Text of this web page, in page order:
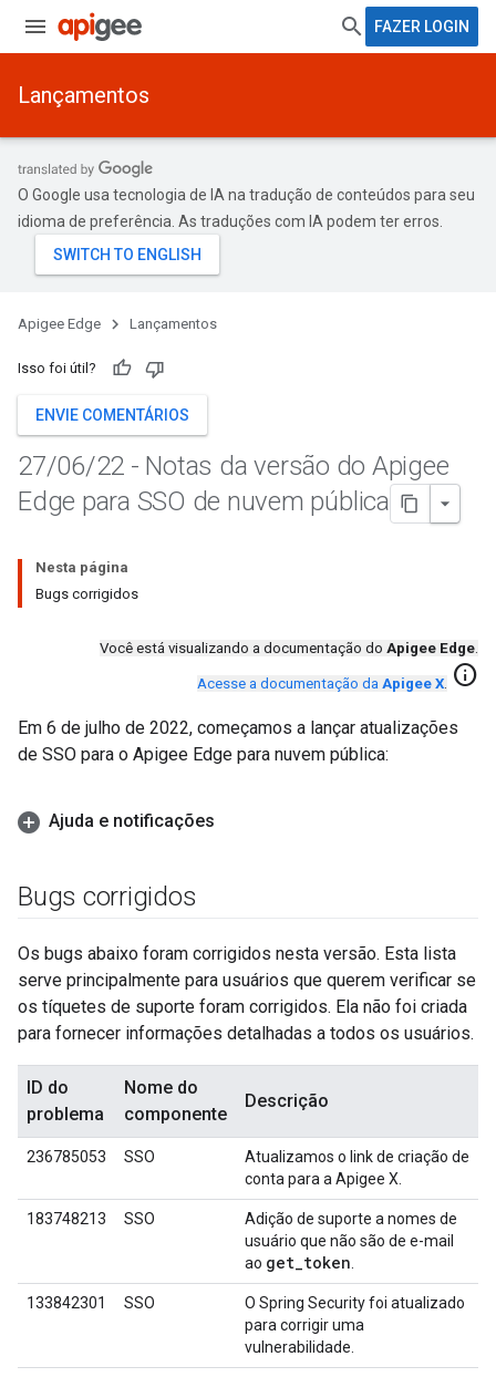
FAZER LOGIN
Lançamentos
O Google usa tecnologia de IA na tradução de conteúdos para seu
idioma de preferência. As traduções com IA podem ter erros.
Apigee Edge Lançamentos
Isso foi útil?
ENVIE COMENTÁRIOS
27/06/22 - Notas da versão do Apigee
Edge para SSO de nuvem pública
Nesta página
Bugs corrigidos
Você está visualizando a documentação do Apigee Edge.
Acesse a documentação da Apigee X. info
Em 6 de julho de 2022, começamos a lançar atualizações
de SSO para o Apigee Edge para nuvem pública:
Ajuda e notificações
Bugs corrigidos
Os bugs abaixo foram corrigidos nesta versão. Esta lista
serve principalmente para usuários que querem verificar se
os tíquetes de suporte foram corrigidos. Ela não foi criada
para fornecer informações detalhadas a todos os usuários.
ID do
problema
Nome do
componente
Descrição
236785053 SSO
Atualizamos o link de criação de
conta para a Apigee X.
183748213 SSO
Adição de suporte a nomes de
usuário que não são de e-mail
ao get_token
133842301 SSO
O Spring Security foi atualizado
para corrigir uma
vulnerabilidade.